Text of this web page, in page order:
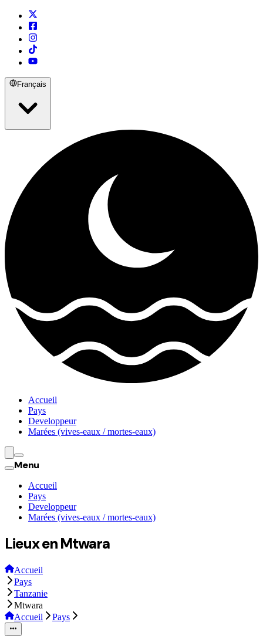
Français
Accueil
Pays
Developpeur
Marées (vives-eaux / mortes-eaux)
Menu
Accueil
Pays
Developpeur
Marées (vives-eaux / mortes-eaux)
Lieux en Mtwara
Accueil
Pays
Tanzanie
Mtwara
Accueil
Pays